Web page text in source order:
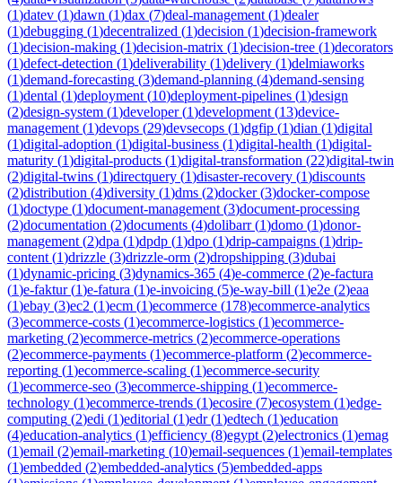
(1)datev (1)dawn (1)dax (7)deal-management (1)dealer
(1)debugging (1)decentralized (1)decision (1)decision-framework
(1)decision-making (1)decision-matrix (1)decision-tree (1)decorators
(1)defect-detection (1)deliverability (1)delivery (1)delmiaworks
(1)demand-forecasting (3)demand-planning (4)demand-sensing
(1)dental (1)deployment (10)deployment-pipelines (1)design
(2)design-system (1)developer(1)development (13)device-
management (1)devops (29)devsecops (1)dgfip (1)dian (1)digital
(1)digital-adoption (1)digital-business (1)digital-health (1)digital-
maturity (1)digital-products (1)digital-transformation (22)digital-twin
(2)digital-twins (1)directquery (1)disaster-recovery (1)discounts
(2)distribution (4)diversity (1)dms (2)docker(3)docker-compose
(1)doctype (1)document-management (3)document-processing
(2)documentation (2)documents (4)dolibarr(1)domo (1)donor-
management (2)dpa (1)dpdp (1)dpo (1)drip-campaigns (1)drip-
content (1)drizzle (3)drizzle-orm (2)dropshipping (3)dubai
(1)dynamic-pricing (3)dynamics-365 (4)e-commerce (2)e-factura
(1)e-faktur(1)e-fatura (1)e-invoicing (5)e-way-bill (1)e2e (2)eaa
(1)ebay (3)ec2 (1)ecm (1)ecommerce (178)ecommerce-analytics
(3)ecommerce-costs (1)ecommerce-logistics (1)ecommerce-
marketing (2)ecommerce-metrics (2)ecommerce-operations
(2)ecommerce-payments (1)ecommerce-platform (2)ecommerce-
reporting (1)ecommerce-scaling (1)ecommerce-security
(1)ecommerce-seo (3)ecommerce-shipping (1)ecommerce-
technology (1)ecommerce-trends (1)ecosire (7)ecosystem (1)edge-
computing (2)edi (1)editorial (1)edr(1)edtech (1)education
(4)education-analytics (1)efficiency (8)egypt (2)electronics (1)emag
(1)email (2)email-marketing (10)email-sequences (1)email-templates
(1)embedded (2)embedded-analytics (5)embedded-apps